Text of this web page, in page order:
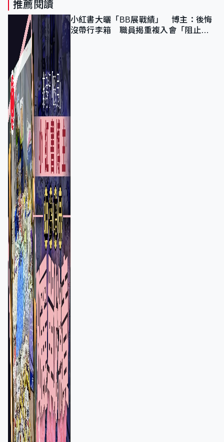
推薦閱讀
小紅書大曬「BB展戰績」 博主：後悔
沒帶行李箱 職員揭重複入會「阻止唔